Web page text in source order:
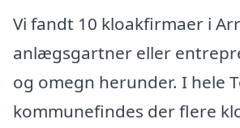
Vi fandt 10 kloakfirmaer i
anlægsgartner eller
og omegn herunder. I hele
kommunefindes der flere